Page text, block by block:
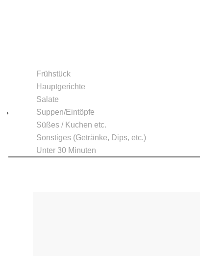
Frühstück
Hauptgerichte
Salate
Suppen/Eintöpfe
Süßes / Kuchen etc.
Sonstiges (Getränke, Dips, etc.)
Unter 30 Minuten